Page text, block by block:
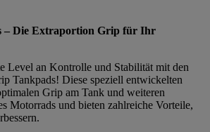
– Die Extraportion Grip für Ihr
Level an Kontrolle und Stabilität mit den
Tankpads! Diese speziell entwickelten
Grip am Tank und weiteren
Motorrads und bieten zahlreiche Vorteile,